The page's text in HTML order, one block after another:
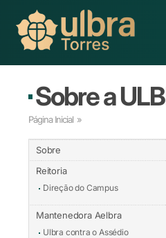
Sobre a
Página Inicial »
Sobre
Reitoria
Direção do Campus
Mantenedora Aelbra
Ulbra contra o Assédio